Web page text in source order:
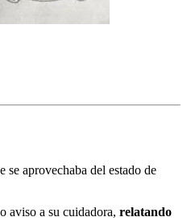
se aprovechaba del estado de
aviso a su cuidadora, relatando